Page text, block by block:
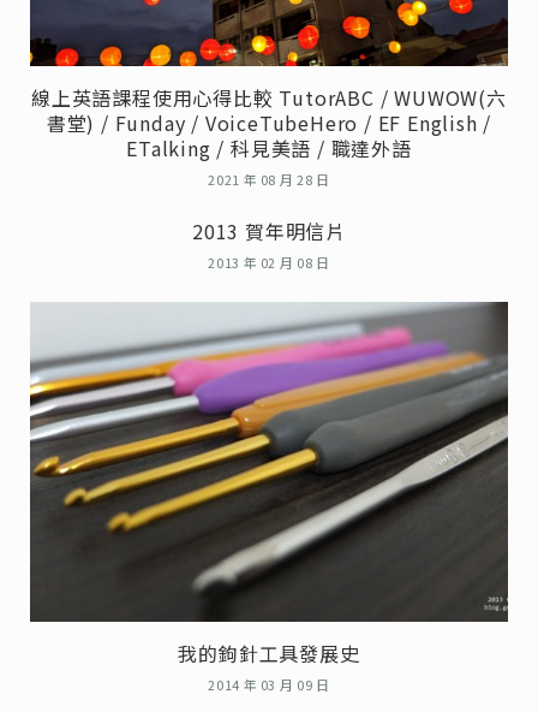
線上英語課程使用心得比較 TutorABC / WUWOW(六
書堂) / Funday / VoiceTubeHero / EF English /
ETalking / 科見美語 / 職達外語
2021 年 08 月 28 日
2013 賀年明信片
2013 年 02 月 08 日
我的鉤針工具發展史
2014 年 03 月 09 日